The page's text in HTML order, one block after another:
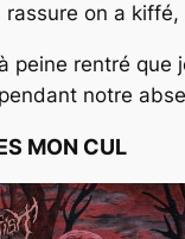
rassure on a
peine rentré
notre
MON CUL